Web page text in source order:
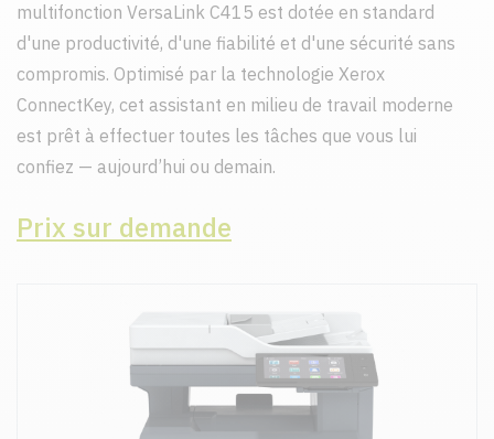
multifonction VersaLink C415 est dotée en standard
d'une productivité, d'une fiabilité et d'une sécurité sans
compromis. Optimisé par la technologie Xerox
ConnectKey, cet assistant en milieu de travail moderne
est prêt à effectuer toutes les tâches que vous lui
confiez — aujourd’hui ou demain.
Prix sur demande